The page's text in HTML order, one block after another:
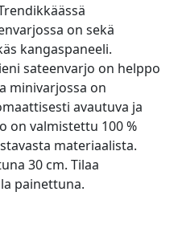
on sekä
kangaspaneeli.
sateenvarjo on helppo
minivarjossa on
avautuva ja
on valmistettu 100 %
materiaalista.
30 cm. Tilaa
painettuna.